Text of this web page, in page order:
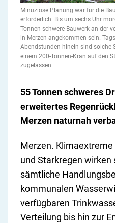
Minuziöse Planung war für die
erforderlich. Bis um sechs Uhr
Tonnen schwere Bauwerk an der
in Merzen angekommen sein.
Abendstunden hinein sind solche
einem 200-Tonnen-Kran auf den
zugelassen.
55 Tonnen schweres
erweitertes
Merzen naturnah
Merzen.
und Starkregen
sämtliche
kommunalen
verfügbaren
Verteilung bis hin zur